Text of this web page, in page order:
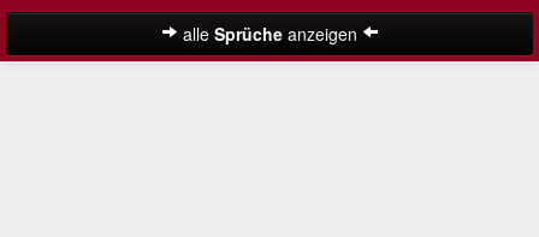
alle Sprücheanzeigen